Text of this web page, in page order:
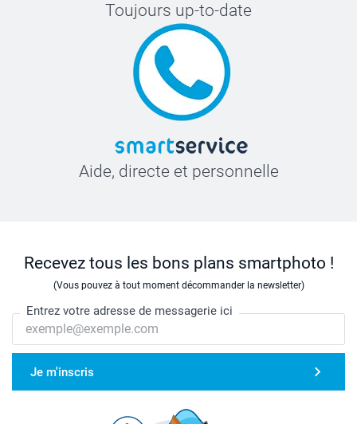
Toujours up-to-date
Aide, directe et personnelle
Recevez tous les bons plans smartphoto !
(Vous pouvez à tout moment décommander la newsletter)
Entrez votre adresse de messagerie ici
Je m'inscris